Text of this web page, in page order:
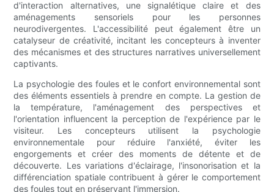
d'interaction alternatives, une signalétique claire et des
aménagements sensoriels pour les personnes
neurodivergentes. L'accessibilité peut également être un
catalyseur de créativité, incitant les concepteurs à inventer
des mécanismes et des structures narratives universellement
captivants.
La psychologie des foules et le confort environnemental sont
des éléments essentiels à prendre en compte. La gestion de
la température, l'aménagement des perspectives et
l'orientation influencent la perception de l'expérience par le
visiteur. Les concepteurs utilisent la psychologie
environnementale pour réduire l'anxiété, éviter les
engorgements et créer des moments de détente et de
découverte. Les variations d'éclairage, l'insonorisation et la
différenciation spatiale contribuent à gérer le comportement
des foules tout en préservant l'immersion.